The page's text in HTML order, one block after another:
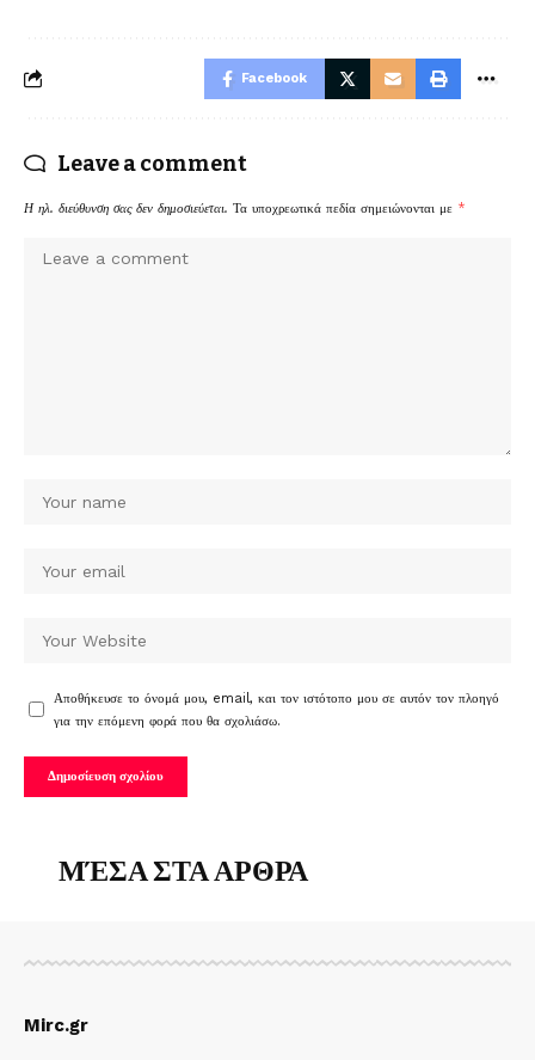
Facebook
Leave a comment
Η ηλ. διεύθυνση σας δεν δημοσιεύεται. Τα υποχρεωτικά πεδία σημειώνονται με *
Αποθήκευσε το όνομά μου, email, και τον ιστότοπο μου σε αυτόν τον πλοηγό
για την επόμενη φορά που θα σχολιάσω.
ΜΈΣΑ ΣΤΑ ΑΡΘΡΑ
Mirc.gr